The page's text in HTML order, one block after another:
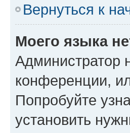
Вернуться к
Моего языка
Администратор
конференции,
Попробуйте
установить